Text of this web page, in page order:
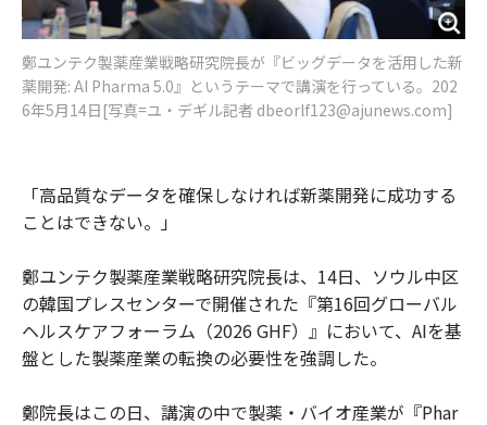
鄭ユンテク製薬産業戦略研究院長が『ビッグデータを活用した新
薬開発: AI Pharma 5.0』というテーマで講演を行っている。202
6年5月14日[写真=ユ・デギル記者 dbeorlf123@ajunews.com]
「高品質なデータを確保しなければ新薬開発に成功する
ことはできない。」
鄭ユンテク製薬産業戦略研究院長は、14日、ソウル中区
の韓国プレスセンターで開催された『第16回グローバル
ヘルスケアフォーラム（2026 GHF）』において、AIを基
盤とした製薬産業の転換の必要性を強調した。
鄭院長はこの日、講演の中で製薬・バイオ産業が『Phar